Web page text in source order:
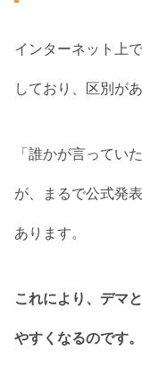
インターネット上
しており、区別が
「誰かが言ってい
が、まるで公式発
あります。
これにより、デマ
やすくなるのです。